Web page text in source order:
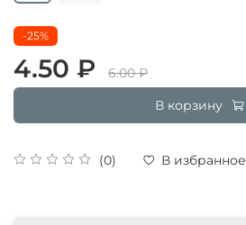
(0) В избранное
-25%
4.50 ₽
6.00 ₽
В корзину